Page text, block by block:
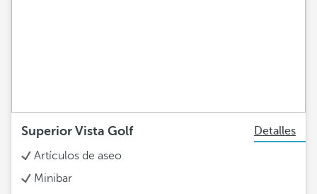
Superior Vista Golf
Detalles
Artículos de aseo
Minibar